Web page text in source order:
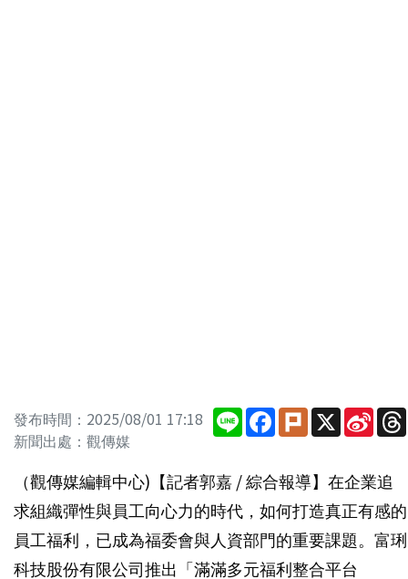
發布時間：2025/08/01 17:18
新聞出處：觀傳媒
Line Facebook
PlurkX Sina
（觀傳媒編輯中心)【記者郭嘉 / 綜合報導】在企業追
求組織彈性與員工向心力的時代，如何打造真正有感的
員工福利，已成為福委會與人資部門的重要課題。富琍
科技股份有限公司推出「滿滿多元福利整合平台